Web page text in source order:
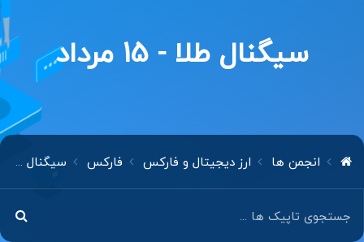
سیگنال طلا - 15 مرداد
انجمن ها ارز دیجیتال و فارکس فارکس سیگنال طلا - 15 مرداد